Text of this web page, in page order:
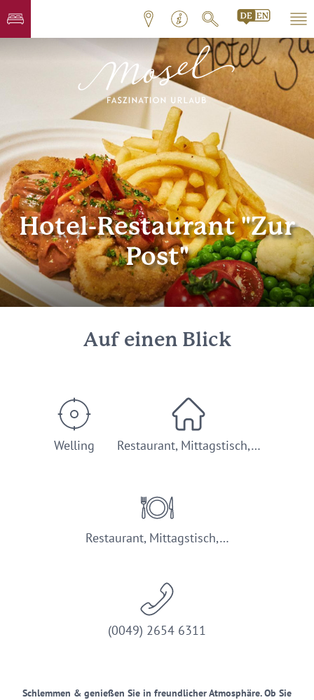
Hotel-Restaurant "Zur
Post"
Auf einen Blick
Welling Restaurant, Mittagstisch,…
Restaurant, Mittagstisch,…
(0049) 2654 6311
Schlemmen & genießen Sie in freundlicher Atmosphäre. Ob Sie